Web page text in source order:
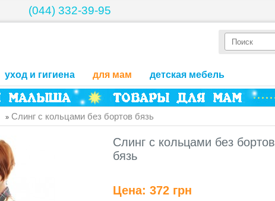
(044) 332-39-95
уход и гигиена для мам детская мебель
» Слинг с кольцами без бортов бязь
Слинг с кольцами без бортов
бязь
Цена: 372 грн